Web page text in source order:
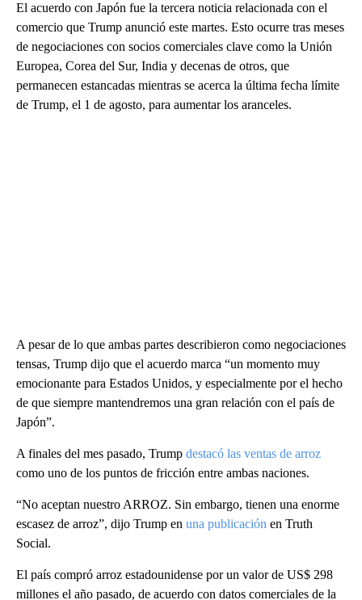
El acuerdo con Japón fue la tercera noticia relacionada con el
comercio que Trump anunció este martes. Esto ocurre tras meses
de negociaciones con socios comerciales clave como la Unión
Europea, Corea del Sur, India y decenas de otros, que
permanecen estancadas mientras se acerca la última fecha límite
de Trump, el 1 de agosto, para aumentar los aranceles.
A pesar de lo que ambas partes describieron como negociaciones
tensas, Trump dijo que el acuerdo marca “un momento muy
emocionante para Estados Unidos, y especialmente por el hecho
de que siempre mantendremos una gran relación con el país de
Japón”.
A finales del mes pasado, Trump destacó las ventas de arroz
como uno de los puntos de fricción entre ambas naciones.
“No aceptan nuestro ARROZ. Sin embargo, tienen una enorme
escasez de arroz”, dijo Trump en una publicación en Truth
Social.
El país compró arroz estadounidense por un valor de US$ 298
millones el año pasado, de acuerdo con datos comerciales de la